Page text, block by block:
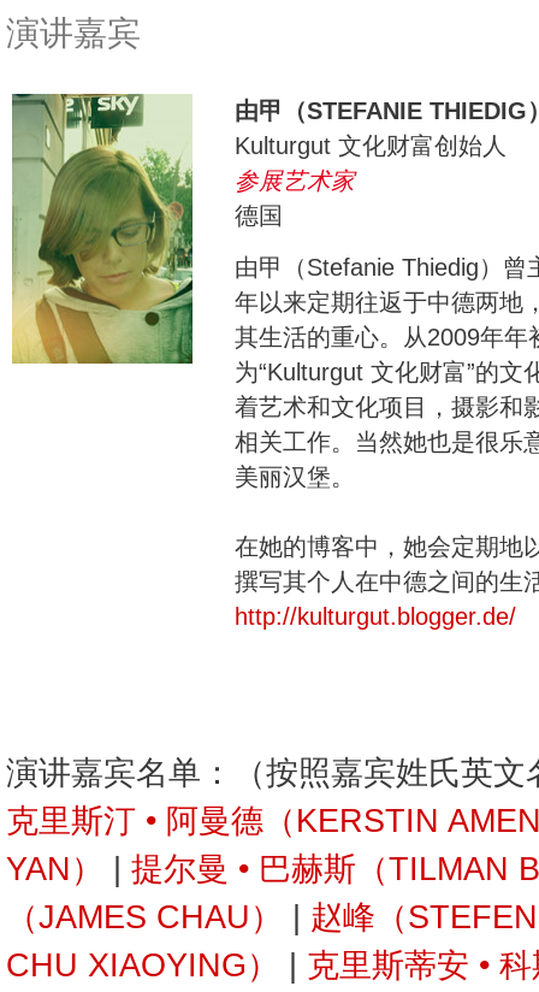
演讲嘉宾
由甲（STEFANIE THIEDIG
Kulturgut 文化财富创始人
参展艺术家
德国
由甲（Stefanie Thiedig）
年以来定期往返于中德两地
其生活的重心。从2009年
为“Kulturgut 文化财富”的
着艺术和文化项目，摄影和
相关工作。当然她也是很乐
美丽汉堡。
在她的博客中，她会定期地
撰写其个人在中德之间的生
http://kulturgut.blogger.de/
演讲嘉宾名单：（按照嘉宾姓氏英文
克里斯汀 • 阿曼德（KERSTIN
YAN）
提尔曼 • 巴赫斯（TILMAN
（JAMES CHAU）
赵峰（
CHU XIAOYING）
克里斯蒂安 •